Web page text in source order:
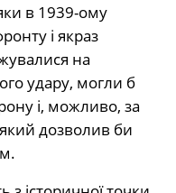
в 1939-ому
і якраз
на
удару, могли б
і, можливо, за
дозволив би